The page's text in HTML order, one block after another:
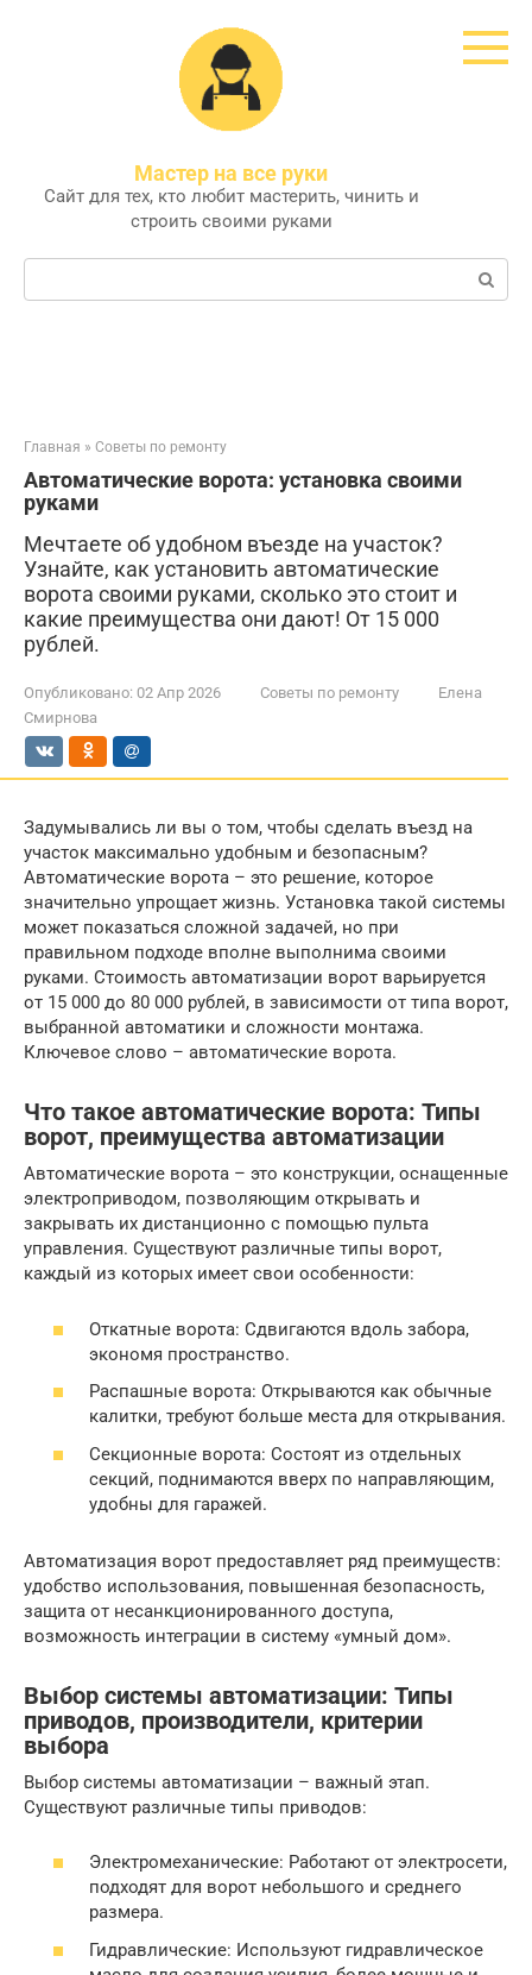
Мастер на все руки
Сайт для тех, кто любит мастерить, чинить и
строить своими руками
Поиск:
Главная » Советы по ремонту
Автоматические ворота: установка своими
руками
Мечтаете об удобном въезде на участок?
Узнайте, как установить автоматические
ворота своими руками, сколько это стоит и
какие преимущества они дают! От 15 000
рублей.
Опубликовано: 02 Апр 2026 Советы по ремонту
Елена
Смирнова
Задумывались ли вы о том, чтобы сделать въезд на
участок максимально удобным и безопасным?
Автоматические ворота – это решение, которое
значительно упрощает жизнь. Установка такой системы
может показаться сложной задачей, но при
правильном подходе вполне выполнима своими
руками. Стоимость автоматизации ворот варьируется
от 15 000 до 80 000 рублей, в зависимости от типа ворот,
выбранной автоматики и сложности монтажа.
Ключевое слово – автоматические ворота.
Что такое автоматические ворота: Типы
ворот, преимущества автоматизации
Автоматические ворота – это конструкции, оснащенные
электроприводом, позволяющим открывать и
закрывать их дистанционно с помощью пульта
управления. Существуют различные типы ворот,
каждый из которых имеет свои особенности:
Откатные ворота: Сдвигаются вдоль забора,
экономя пространство.
Распашные ворота: Открываются как обычные
калитки, требуют больше места для открывания.
Секционные ворота: Состоят из отдельных
секций, поднимаются вверх по направляющим,
удобны для гаражей.
Автоматизация ворот предоставляет ряд преимуществ:
удобство использования, повышенная безопасность,
защита от несанкционированного доступа,
возможность интеграции в систему «умный дом».
Выбор системы автоматизации: Типы
приводов, производители, критерии
выбора
Выбор системы автоматизации – важный этап.
Существуют различные типы приводов:
Электромеханические: Работают от электросети,
подходят для ворот небольшого и среднего
размера.
Гидравлические: Используют гидравлическое